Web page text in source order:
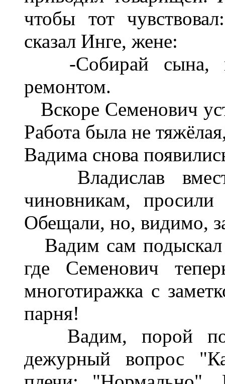
чтобы тот
сказал Инге, жене:
-Собирай сына,
ремонтом.
Вскоре Семенович
Работа была не
Вадима снова
Владислав
чиновникам,
Обещали, но, видимо,
Вадим сам подыскал
где Семенович
многотиражка с
парня!
Вадим, порой
дежурный вопрос